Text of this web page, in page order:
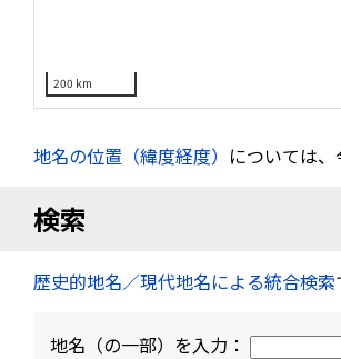
200 km
地名の位置（緯度経度） については
検索
歴史的地名／現代地名による統合検索
地名（の一部）を入力：